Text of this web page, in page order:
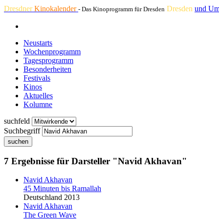
DresdnerKinokalender - Das Kinoprogramm für Dresden Dresden und
Neustarts
Wochenprogramm
Tagesprogramm
Besonderheiten
Festivals
Kinos
Aktuelles
Kolumne
suchfeld
Suchbegriff
suchen
7 Ergebnisse für Darsteller "Navid Akhavan"
Navid Akhavan
45 Minuten bis Ramallah
Deutschland 2013
Navid Akhavan
The Green Wave